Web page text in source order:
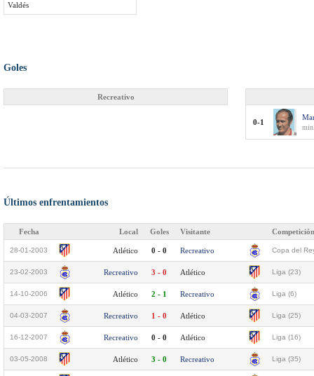
Valdés
Goles
Recreativo
0-1
Últimos enfrentamientos
Fecha Local Goles Visitante Competición
28-01-2003 Atlético 0 - 0 Recreativo Copa del
23-02-2003 Recreativo 3 - 0 Atlético Liga (23)
14-10-2006 Atlético 2 - 1 Recreativo Liga (6)
04-03-2007 Recreativo 1 - 0 Atlético Liga (25)
16-12-2007 Recreativo 0 - 0 Atlético Liga (16)
03-05-2008 Atlético 3 - 0 Recreativo Liga (35)